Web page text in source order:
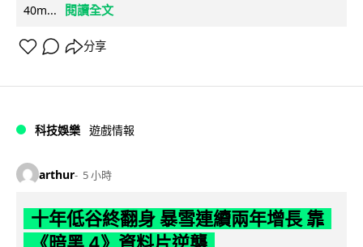
40m...
閱讀全文
分享
科技娛樂 遊戲情報
arthur 5 小時
十年低谷終翻身 暴雪連續兩年增長 靠